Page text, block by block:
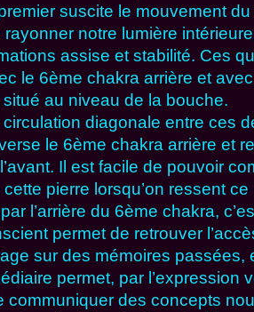
suscite le mouvement du
notre lumière
assise et stabilité. Ces
le 6ème chakra arrière et
au niveau de la bouche.
diagonale entre ces
le 6ème chakra arrière et
Il est facile de pouvoir
pierre lorsqu’on ressent ce
l’arrière du 6ème chakra,
permet de retrouver
sur des mémoires passées,
permet, par l’expression
communiquer des concepts